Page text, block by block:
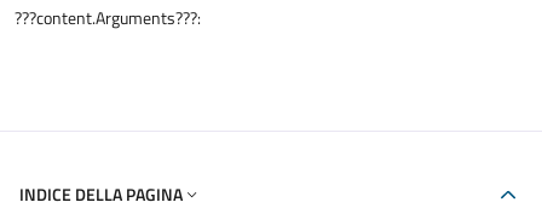
???content.Arguments???:
INDICE DELLA PAGINA